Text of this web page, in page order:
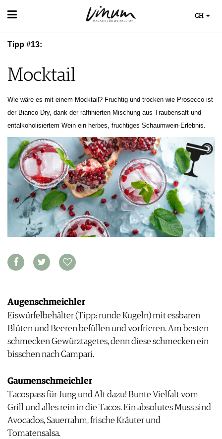
WEIN
WEINSUCHE
WINETRADECLUB
WEINE DES MONATS
TRINKREIFETABELLE
UNIQUE WINERIES
WEINREGIONEN
WEINLEXIKON
NEWS
EVENTS
AWARDS
EVENT-BILDER
ESSEN & TRINKEN
FOOD PAIRING TIPPS
FOOD PAIRING TABELLE
KULINARIK
REZEPTE
HOTSPOTS
WEINREISEN
MAGAZIN
REPORTAGEN
DOSSIER
WINEGUIDES
EXTRAS
ABO
MEDIATHEK
APPS
BILDSTRECKEN
BÜCHER
NEWS
WEINWIRTSCHAFT
WEINSZENE
ARCHIV
ANMELDEN
AWARDS
GEWINNSPIELE
VORTEILSWELT
TRINKREIFETABELLE
ABO
NEWSLETTER
WINE TRADE CLUB
REDAKTION
WERBUNG
CH
Tipp #13:
Mocktail
Wie wäre es mit einem Mocktail? Fruchtig und trocken wie Prosecco ist
der Bianco Dry, dank der raffinierten Mischung aus Traubensaft und
entalkoholisiertem Wein ein herbes, fruchtiges Schaumwein-Erlebnis.
Augenschmeichler
Eiswürfelbehälter (Tipp: runde Kugeln) mit essbaren
Blüten und Beeren befüllen und vorfrieren. Am besten
schmecken Gewürztagetes, denn diese schmecken ein
bisschen nach Campari.
Gaumenschmeichler
Tacospass für Jung und Alt dazu! Bunte Vielfalt vom
Grill und alles rein in die Tacos. Ein absolutes Muss sind
Avocados, Sauerrahm, frische Kräuter und
Tomatensalsa.